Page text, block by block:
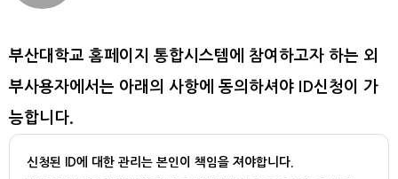
부산대학교 홈페이지 통합시스템에 참여하고자 하는 외
부사용자에서는 아래의 사항에 동의하셔야 ID신청이 가
능합니다.
신청된 ID에 대한 관리는 본인이 책임을 져야합니다.